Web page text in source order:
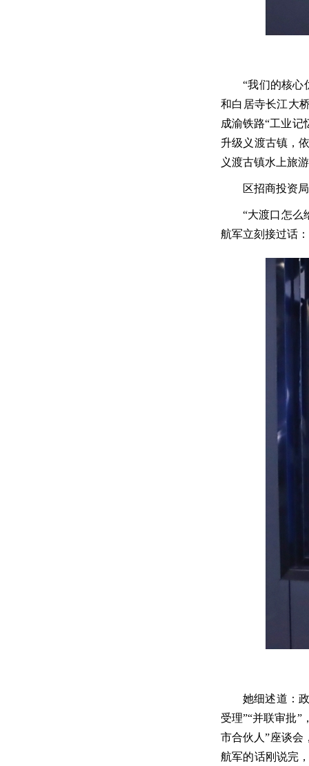
“我们的核心
和白居寺长江大
成渝铁路“工业
升级义渡古镇，
义渡古镇水上旅
区招商投资
“大渡口怎么
航军立刻接过话
她细述道：
受理”“并联审批
市合伙人”座谈会
航军的话刚说完